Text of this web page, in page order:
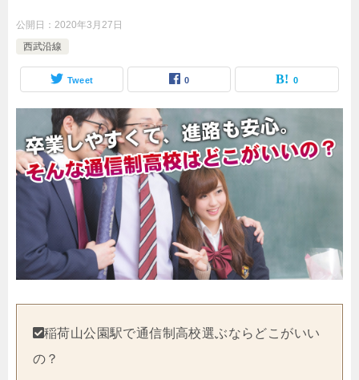
公開日： 2020年3月27日
西武沿線
Tweet 0 0
稲荷山公園駅で通信制高校選ぶならどこがいい
の？